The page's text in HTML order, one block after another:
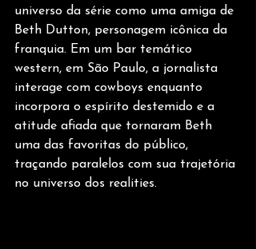
universo da série como uma amiga de
Beth Dutton, personagem icônica da
franquia. Em um bar temático
western, em São Paulo, a jornalista
interage com cowboys enquanto
incorpora o espírito destemido e a
atitude afiada que tornaram Beth
uma das favoritas do público,
traçando paralelos com sua trajetória
no universo dos realities.